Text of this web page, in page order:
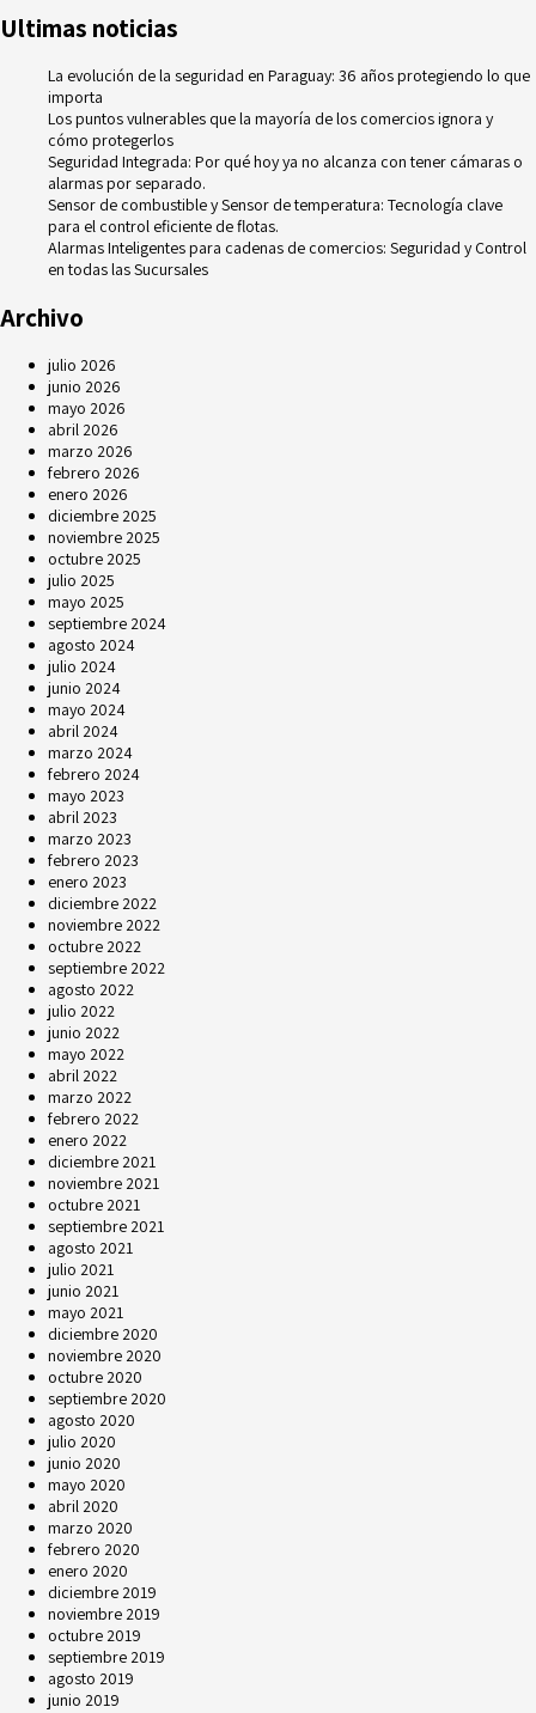
Ultimas noticias
La evolución de la seguridad en Paraguay: 36 años protegiendo lo que
importa
Los puntos vulnerables que la mayoría de los comercios ignora y
cómo protegerlos
Seguridad Integrada: Por qué hoy ya no alcanza con tener cámaras o
alarmas por separado.
Sensor de combustible y Sensor de temperatura: Tecnología clave
para el control eficiente de flotas.
Alarmas Inteligentes para cadenas de comercios: Seguridad y Control
en todas las Sucursales
Archivo
julio 2026
junio 2026
mayo 2026
abril 2026
marzo 2026
febrero 2026
enero 2026
diciembre 2025
noviembre 2025
octubre 2025
julio 2025
mayo 2025
septiembre 2024
agosto 2024
julio 2024
junio 2024
mayo 2024
abril 2024
marzo 2024
febrero 2024
mayo 2023
abril 2023
marzo 2023
febrero 2023
enero 2023
diciembre 2022
noviembre 2022
octubre 2022
septiembre 2022
agosto 2022
julio 2022
junio 2022
mayo 2022
abril 2022
marzo 2022
febrero 2022
enero 2022
diciembre 2021
noviembre 2021
octubre 2021
septiembre 2021
agosto 2021
julio 2021
junio 2021
mayo 2021
diciembre 2020
noviembre 2020
octubre 2020
septiembre 2020
agosto 2020
julio 2020
junio 2020
mayo 2020
abril 2020
marzo 2020
febrero 2020
enero 2020
diciembre 2019
noviembre 2019
octubre 2019
septiembre 2019
agosto 2019
junio 2019